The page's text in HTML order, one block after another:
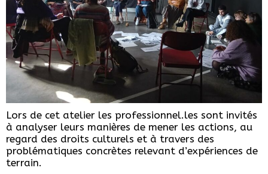
Lors de cet atelier les professionnel.les sont invités
à analyser leurs manières de mener les actions, au
regard des droits culturels et à travers des
problématiques concrètes relevant d’expériences de
terrain.